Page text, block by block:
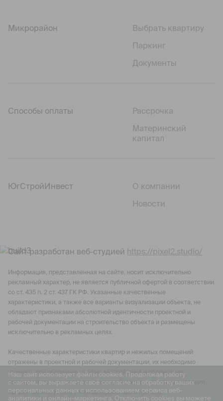
Наш сайт использует файлы cookies. Продолжая работу
с сайтом, вы выражаете своё согласие на обработку ваших
персональных данных с использованием сервиса веб-
аналитики и онлайн-маркетинга. Отключить cookies вы можете
Микрорайон
Выбрать квартиру
Паркинг
Документы
Способы оплаты
Рассрочка
Материнский
капитал
ЮгСтройИнвест
О компании
Новости
Сайт разработан веб-студией https://pixel2.studio/
Информация, представленная на сайте, носит исключительно
рекламный характер, не является публичной офертой в соответствии
со ст. 435 п. 2 ст. 437 ГК РФ. Указанные качественные
характеристики, а также все варианты визуализации объекта, не
обладают признаками абсолютной идентичности проектной и
рабочей документации на строительство объекта и размещены
исключительно в рекламных целях.
Качественные характеристики квартир и нежилых помещений
отражены в проектной и рабочей документации, их необходимо
уточнять при обращении в офис застройщика и подписании
соответствующего договора с застройщиком. Актуальные условия
продаж можно узнать у менеджеров отдела продаж.